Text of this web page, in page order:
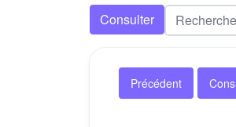
Consulter
Précédent